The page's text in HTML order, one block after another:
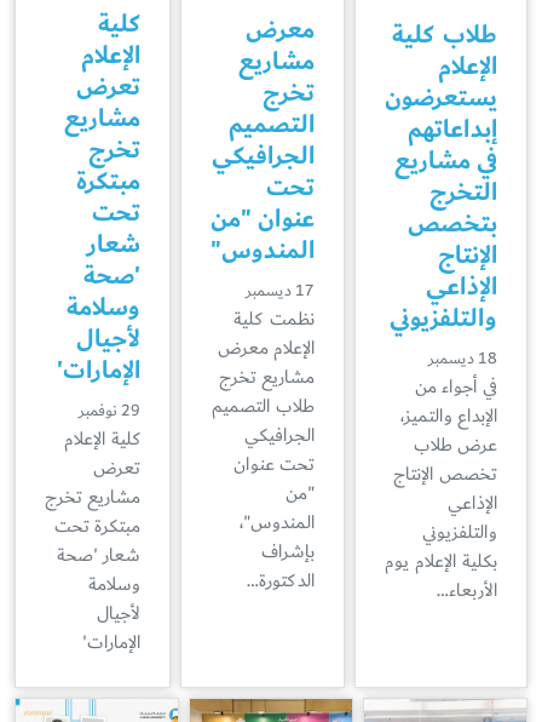
طلاب كلية
الإعلام
يستعرضون
إبداعاتهم
في مشاريع
التخرج
بتخصص
الإنتاج
الإذاعي
والتلفزيوني
18 ديسمبر
في أجواء من
الإبداع والتميز،
عرض طلاب
تخصص الإنتاج
الإذاعي
والتلفزيوني
بكلية الإعلام يوم
الأربعاء…
معرض
مشاريع
تخرج
التصميم
الجرافيكي
تحت
عنوان "من
المندوس"
17 ديسمبر
نظمت كلية
الإعلام معرض
مشاريع تخرج
طلاب التصميم
الجرافيكي
تحت عنوان
"من
المندوس"،
بإشراف
الدكتورة…
كلية
الإعلام
تعرض
مشاريع
تخرج
مبتكرة
تحت
شعار
'صحة
وسلامة
لأجيال
الإمارات'
29 نوفمبر
كلية الإعلام
تعرض
مشاريع تخرج
مبتكرة تحت
شعار 'صحة
وسلامة
لأجيال
الإمارات'